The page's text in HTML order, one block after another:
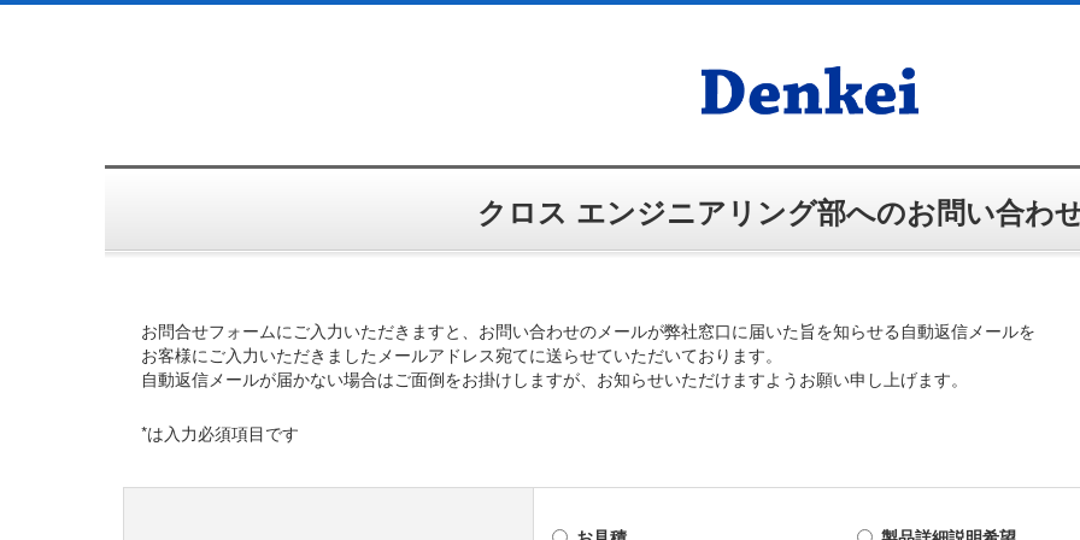
クロス エンジニアリング部へのお問い合わ
お問合せフォームにご入力いただきますと、お問い合わせのメールが弊社窓口に届いた旨を知らせる自動返信メールを
お客様にご入力いただきましたメールアドレス宛てに送らせていただいております。
自動返信メールが届かない場合はご面倒をお掛けしますが、お知らせいただけますようお願い申し上げます。
*は入力必須項目です